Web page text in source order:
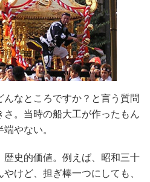
なところですか？と言う質問
。当時の船大工が作ったもん
やない。
歴史的価値。例えば、昭和三十
けど、担ぎ棒一つにしても、